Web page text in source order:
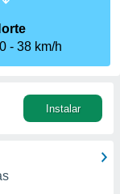
38 km/h
Instalar